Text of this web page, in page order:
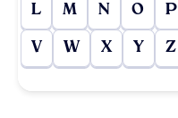
L M N O P
V W X Y Z